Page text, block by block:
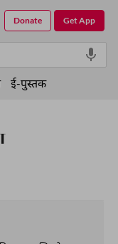
Get App
Donate
ई-पुस्तक